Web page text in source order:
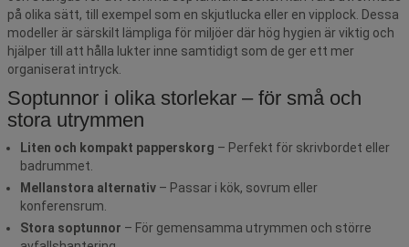
på olika sätt, till exempel som en skjutlucka eller en vipplock. Dessa
modeller är särskilt lämpliga för miljöer där hög hygien är viktig och
hjälper till att hålla lukter inne samtidigt som de ger ett mer
organiserat intryck.
Soptunnor i olika storlekar – för små och
stora utrymmen
Liten och kompakt papperskorg – Perfekt för skrivbordet eller
badrummet.
Mellanstora alternativ – Passar i kök, sovrum eller
konferensrum.
Stora soptunnor – För gemensamma utrymmen och större